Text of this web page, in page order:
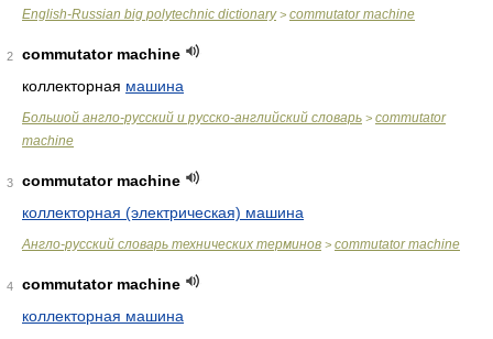
English-Russian big polytechnic dictionary> commutator machine
2
commutator machine
коллекторная машина
Большой англо-русский и русско-английский словарь > commutator
machine
3
commutator machine
коллекторная (электрическая) машина
Англо-русский словарь технических терминов > commutator machine
4
commutator machine
коллекторная машина